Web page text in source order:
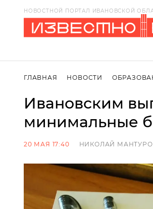
НОВОСТНОЙ ПОРТАЛ ИВАНОВСКОЙ
ГЛАВНАЯ НОВОСТИ
Ивановским
минимальные
20 МАЯ 17:40 НИКОЛАЙ